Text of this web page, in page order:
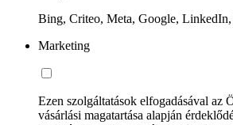
Bing, Criteo, Meta, Google,
Marketing
Ezen szolgáltatások elfogadásával az
vásárlási magatartása alapján